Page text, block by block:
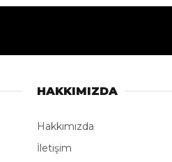
HAKKIMIZDA
Hakkımızda
İletişim